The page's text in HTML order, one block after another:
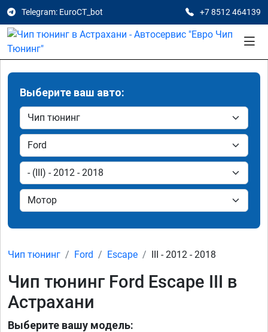
Telegram: EuroCT_bot +7 8512 464139
Выберите ваш авто:
Чип тюнинг Ford Escape III - 2012 - 2018
Чип тюнинг Ford Escape III в
Астрахани
Выберите вашу модель: